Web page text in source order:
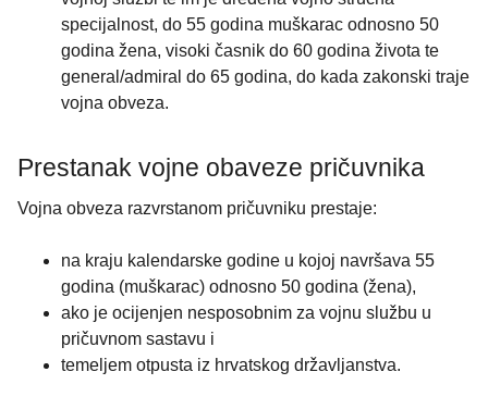
specijalnost, do 55 godina muškarac odnosno 50
godina žena, visoki časnik do 60 godina života te
general/admiral do 65 godina, do kada zakonski traje
vojna obveza.
Prestanak vojne obaveze pričuvnika
Vojna obveza razvrstanom pričuvniku prestaje:
na kraju kalendarske godine u kojoj navršava 55
godina (muškarac) odnosno 50 godina (žena),
ako je ocijenjen nesposobnim za vojnu službu u
pričuvnom sastavu i
temeljem otpusta iz hrvatskog državljanstva.